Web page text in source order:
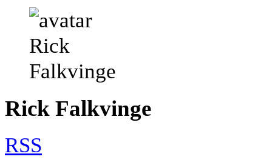
Rick Falkvinge
RSS